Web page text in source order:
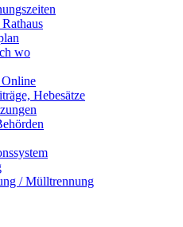
wo
Hebesätze
/ Mülltrennung